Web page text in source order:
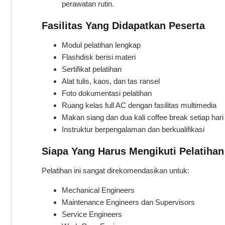
perawatan rutin.
Fasilitas Yang Didapatkan Peserta
Modul pelatihan lengkap
Flashdisk berisi materi
Sertifikat pelatihan
Alat tulis, kaos, dan tas ransel
Foto dokumentasi pelatihan
Ruang kelas full AC dengan fasilitas multimedia
Makan siang dan dua kali coffee break setiap hari
Instruktur berpengalaman dan berkualifikasi
Siapa Yang Harus Mengikuti
Pelatihan ini sangat direkomendasikan untuk:
Mechanical Engineers
Maintenance Engineers dan Supervisors
Service Engineers